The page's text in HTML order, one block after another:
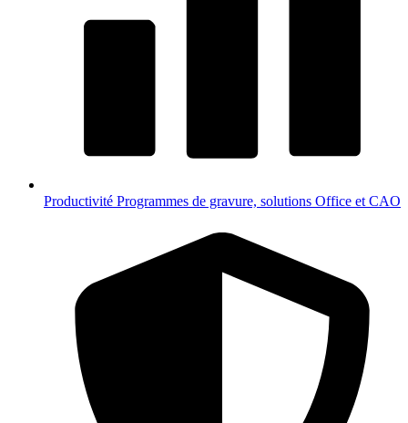
Productivité Programmes de gravure, solutions Office et CAO